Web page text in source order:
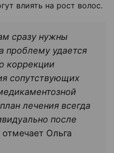
влиять на рост волос.
сразу нужны
проблему удается
коррекции
сопутствующих
лечения всегда
после
отмечает Ольга